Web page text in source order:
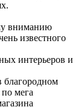
вниманию
известного
интерьеров и
благородном
мега